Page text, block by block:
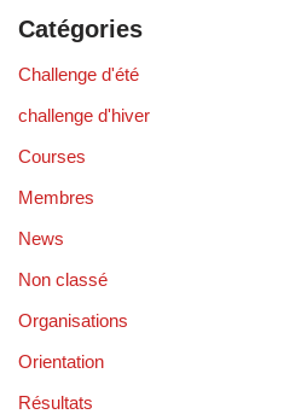
Catégories
Challenge d'été
challenge d'hiver
Courses
Membres
News
Non classé
Organisations
Orientation
Résultats